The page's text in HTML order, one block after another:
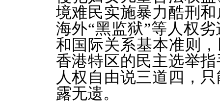
境难民实施暴力酷刑
海外“黑监狱”等人权
和国际关系基本准则
香港特区的民主选举
人权自由说三道四，
露无遗。